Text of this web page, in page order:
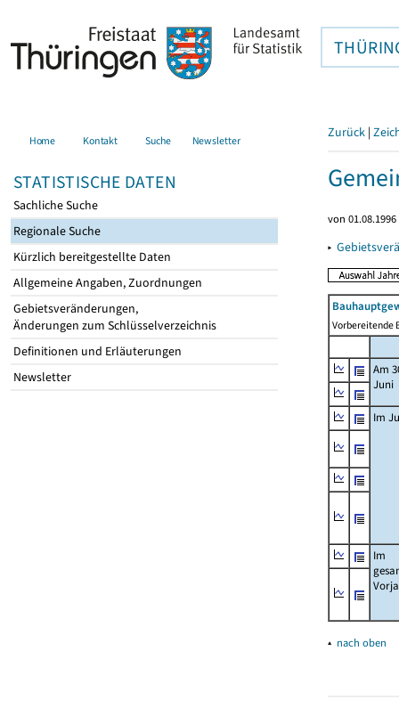
Home Kontakt Suche Newsletter
STATISTISCHE DATEN
Sachliche Suche
Regionale Suche
Kürzlich bereitgestellte Daten
Allgemeine Angaben, Zuordnungen
Gebietsveränderungen,
Änderungen zum Schlüsselverzeichnis
Definitionen und Erläuterungen
Newsletter
Zurück |
von
▸
Vorbereitende
Am
Juni
Im
Im
▴ nach oben